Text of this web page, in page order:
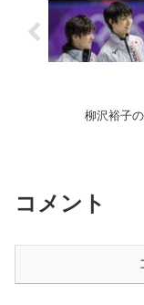
柳沢裕子
コメント